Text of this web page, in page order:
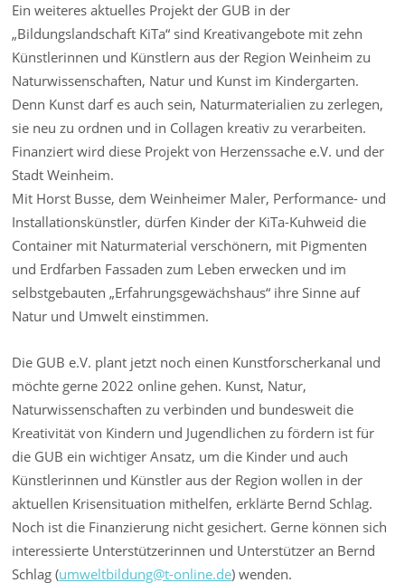
Ein weiteres aktuelles Projekt der GUB in der
„Bildungslandschaft KiTa“ sind Kreativangebote mit zehn
Künstlerinnen und Künstlern aus der Region Weinheim zu
Naturwissenschaften, Natur und Kunst im Kindergarten.
Denn Kunst darf es auch sein, Naturmaterialien zu zerlegen,
sie neu zu ordnen und in Collagen kreativ zu verarbeiten.
Finanziert wird diese Projekt von Herzenssache e.V. und der
Stadt Weinheim.
Mit Horst Busse, dem Weinheimer Maler, Performance- und
Installationskünstler, dürfen Kinder der KiTa-Kuhweid die
Container mit Naturmaterial verschönern, mit Pigmenten
und Erdfarben Fassaden zum Leben erwecken und im
selbstgebauten „Erfahrungsgewächshaus“ ihre Sinne auf
Natur und Umwelt einstimmen.
Die GUB e.V. plant jetzt noch einen Kunstforscherkanal und
möchte gerne 2022 online gehen. Kunst, Natur,
Naturwissenschaften zu verbinden und bundesweit die
Kreativität von Kindern und Jugendlichen zu fördern ist für
die GUB ein wichtiger Ansatz, um die Kinder und auch
Künstlerinnen und Künstler aus der Region wollen in der
aktuellen Krisensituation mithelfen, erklärte Bernd Schlag.
Noch ist die Finanzierung nicht gesichert. Gerne können sich
interessierte Unterstützerinnen und Unterstützer an Bernd
Schlag (umweltbildung@t-online.de) wenden.